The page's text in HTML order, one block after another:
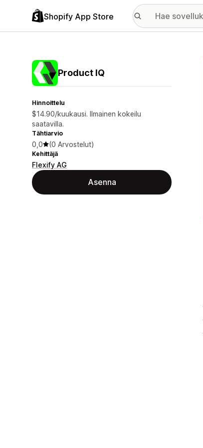
Shopify App Store
Product IQ
Hinnoittelu
$14.90/kuukausi. Ilmainen kokeilu
saatavilla.
Tähtiarvio
0,0 (0 Arvostelut)
Kehittäjä
Flexify AG
Asenna